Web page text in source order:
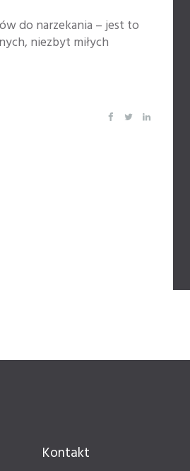
do narzekania – jest to
niezbyt miłych
Kontakt